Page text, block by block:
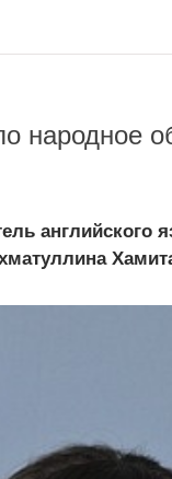
народное
английского